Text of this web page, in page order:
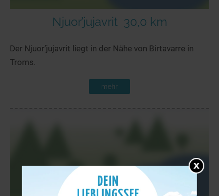
Njuor’jujavrit 30,0 km
Der Njuor’jujavrit liegt in der Nähe von Birtavarre in
Troms.
mehr